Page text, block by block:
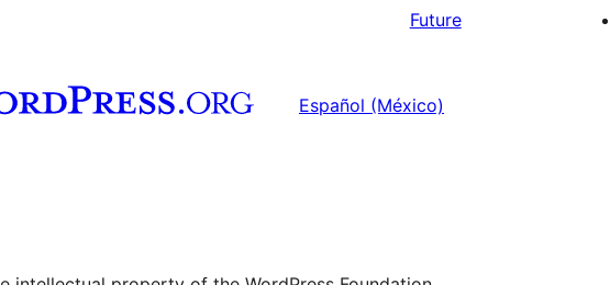
Future
Español (México)
YouTube
de Tumblr